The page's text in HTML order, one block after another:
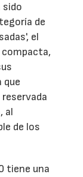
sido
de
el
que
al
de los
tiene una